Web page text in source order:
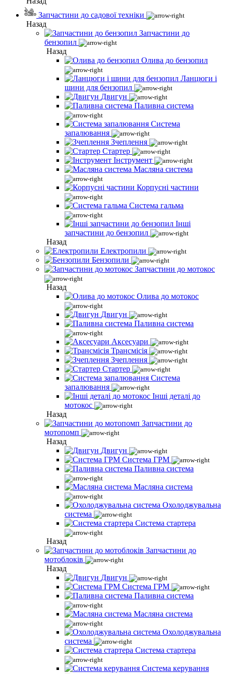
Запчастини до садової техніки
Назад
Запчастини до
бензопил
Назад
Олива до бензопил
Ланцюги і
шини для бензопил
Двигун
Паливна система
Система
запалювання
Зчеплення
Стартер
Інструмент
Масляна система
Корпусні частини
Система гальма
Інші
запчастини до бензопил
Назад
Електропили
Бензопили
Запчастини до мотокос
Назад
Олива до мотокос
Двигун
Паливна система
Аксесуари
Трансмісія
Зчеплення
Стартер
Система
запалювання
Інші деталі до
мотокос
Назад
Запчастини до
мотопомп
Назад
Двигун
Система ГРМ
Паливна система
Масляна система
Охолоджувальна
система
Система стартера
Назад
Запчастини до
мотоблоків
Назад
Двигун
Система ГРМ
Паливна система
Масляна система
Охолоджувальна
система
Система стартера
Система керування